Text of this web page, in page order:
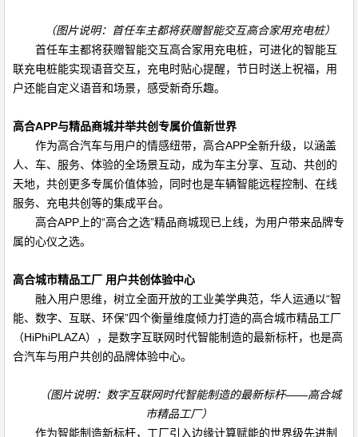
（图片说明：首任车主都将获赠智能交互高合家用充电桩）
首任车主都将获赠智能交互高合家用充电桩，可进化的智能互
联充电桩能实现语音交互，充电时贴心提醒，节日时送上祝福，用
户还能自定义语音和场景，感受新奇乐趣。
高合APP与精品商城并举共创专属价值新世界
作为高合汽车与用户的情感纽带，高合APP全新升级，以涵盖
人、车、服务、体验的全场景互动，成为车主分享、互动、共创的
天地，共创更多专属价值体验，同时也是车辆智能远程控制、在线
服务、充电共创等的集成平台。
高合APP 上的“高合之选”精品商城现已上线，为用户带来品牌专
属的心仪之选。
高合城市精品工厂 用户共创体验中心
融入用户思维，树立全面开放的工业美学典范，华人运通以“智
能、数字、互联、环保”四个衡量维度倾力打造的高合城市精品工厂
（HiPhiPLAZA），是数字互联网时代智能制造的最新标杆，也是高
合汽车与用户共创的品牌体验中心。
（图片说明：数字互联网时代智能制造的最新标杆——高合城
市精品工厂）
作为智能制造新标杆，工厂引入边缘计算赋能的世界级先进制